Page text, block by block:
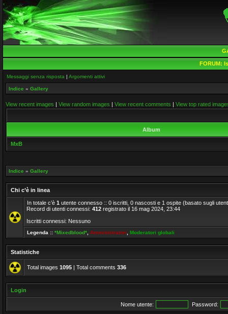
FORUM:
Messaggi senza risposta | Argomenti attivi
Indice » Gallery
View recent images | View random images | View recent comments | View top rated
Album
MxB
Indice » Gallery
Chi c’è in linea
In totale c’è 1 utente connesso :: 0 iscritti, 0 nascosti e 1 ospite (basato sugli
Record di utenti connessi: 412 registrato il 16 mag 2024, 23:44
Iscritti connessi: Nessuno
Legenda :: *Mixedblood* Amministratori Moderatori globali
Statistiche
Total images 1095 | Total comments 336
Login
Nome utente: Password: